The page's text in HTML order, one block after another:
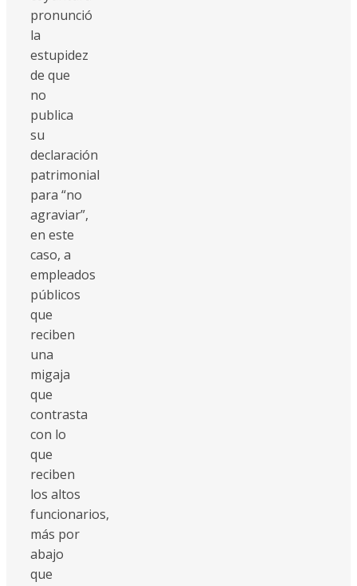
pronunció
la
estupidez
de que
no
publica
su
declaración
patrimonial
para “no
agraviar”,
en este
caso, a
empleados
públicos
que
reciben
una
migaja
que
contrasta
con lo
que
reciben
los altos
funcionarios,
más por
abajo
que